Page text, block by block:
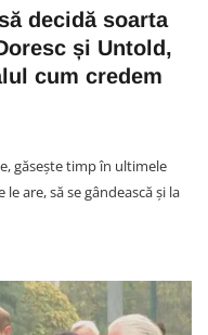
decidă soarta
și Untold,
cum credem
găsește timp în ultimele
are, să se gândească și la